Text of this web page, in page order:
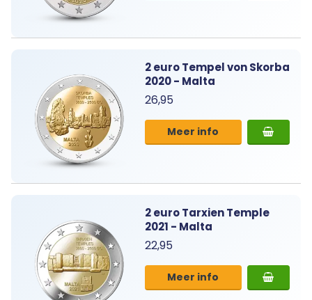
2 euro Tempel von Skorba
2020 - Malta
26,95
Meer info
2 euro Tarxien Temple
2021 - Malta
22,95
Meer info